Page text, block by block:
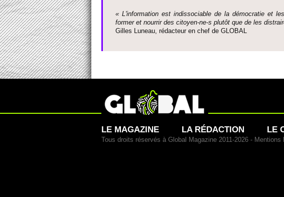
« L'information est indisso­ci­able de la démo­cratie et
former et nourrir des ci­to­yen-ne-s plutôt que de les
Gi­lles Luneau, rédacteur en chef de GLOBAL
LE MAGAZINE LA RÉDACTION LE
Tous droits réservés à Global Magazine 2011-2026 - Mentions